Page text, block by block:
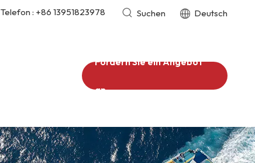
Telefon : +86 13951823978 Suchen Deutsch
Fordern Sie ein Angebot
an